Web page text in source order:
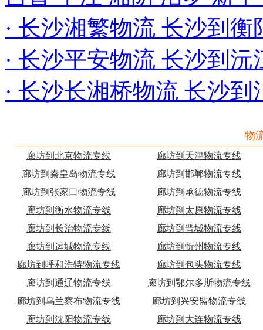
· 长沙湘繁物流 长沙到
· 长沙平安物流 长沙到沅
· 长沙长湘桥物流 长沙
物
廊坊到北京物流专线
廊坊到天津物流专线
廊坊到秦皇岛物流专线
廊坊到邯郸物流专线
廊坊到张家口物流专线
廊坊到承德物流专线
廊坊到衡水物流专线
廊坊到太原物流专线
廊坊到长治物流专线
廊坊到晋城物流专线
廊坊到运城物流专线
廊坊到忻州物流专线
廊坊到呼和浩特物流专线
廊坊到包头物流专线
廊坊到通辽物流专线
廊坊到鄂尔多斯物流专线
廊坊到乌兰察布物流专线
廊坊到兴安盟物流专线
廊坊到沈阳物流专线
廊坊到大连物流专线